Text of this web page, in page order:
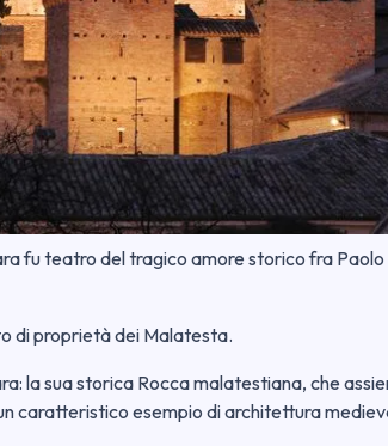
fu teatro del tragico amore storico fra
di proprietà dei Malatesta.
la sua storica Rocca malatestiana, che
caratteristico esempio di architettura